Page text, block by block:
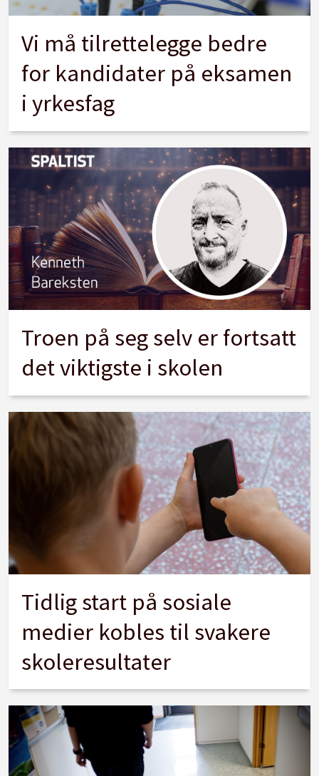
Vi må tilrettelegge bedre
for kandidater på eksamen
i yrkesfag
Troen på seg selv er fortsatt
det viktigste i skolen
Tidlig start på sosiale
medier kobles til svakere
skoleresultater